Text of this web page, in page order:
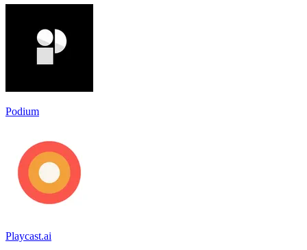
Podium
Playcast.ai